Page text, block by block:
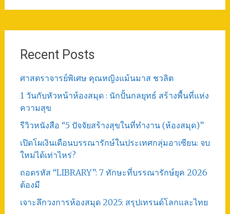
Recent Posts
ศาสตราจารย์พิเศษ คุณหญิงแม้นมาส ชวลิต
1 วันกับหัวหน้าห้องสมุด : นักปั้นกลยุทธ์ สร้างพื้นที่แห่ง
ความสุข
รีวิวหนังสือ “5 ปัจจัยสร้างสุขในที่ทำงาน (ห้องสมุด)”
เปิดโผเงินเดือนบรรณารักษ์ในประเทศกลุ่มอาเซียน: จบ
ใหม่ได้เท่าไหร่?
ถอดรหัส “LIBRARY”: 7 ทักษะที่บรรณารักษ์ยุค 2026
ต้องมี
เจาะลึกวงการห้องสมุด 2025: สรุปเทรนด์โลกและไทย